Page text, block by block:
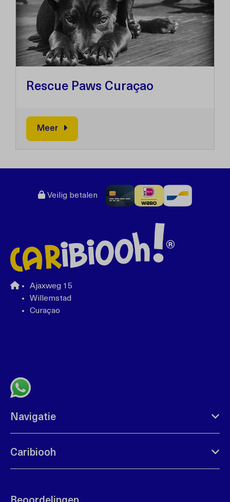
Rescue Paws Curaçao
Meer
Veilig betalen
Ajaxweg 15
Willemstad
Curaçao
Navigatie
Caribiooh